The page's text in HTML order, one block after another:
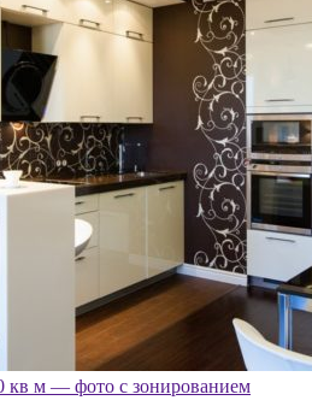
кв м — фото с зонированием